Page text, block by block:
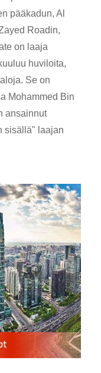
pääkadun, Al
Roadin,
on laaja
huviloita,
Se on
Mohammed Bin
ansainnut
sisällä" laajan